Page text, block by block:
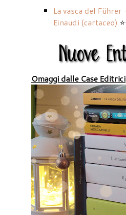
La vasca del
Einaudi (cartaceo)
Omaggi dalle Case Editrici